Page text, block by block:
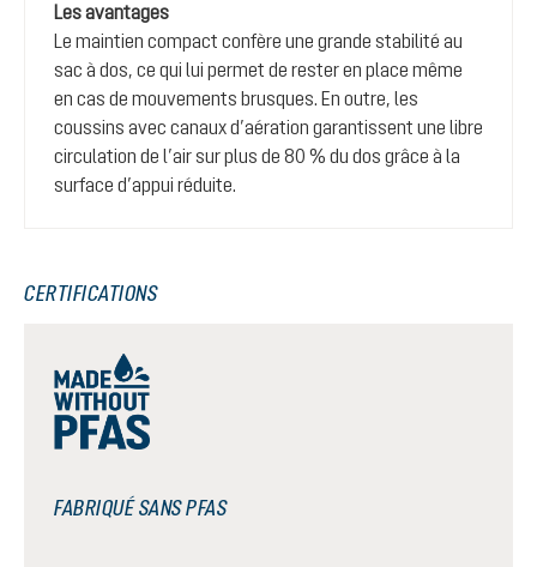
Les avantages
Le maintien compact confère une grande stabilité au
sac à dos, ce qui lui permet de rester en place même
en cas de mouvements brusques. En outre, les
coussins avec canaux d’aération garantissent une libre
circulation de l’air sur plus de 80 % du dos grâce à la
surface d’appui réduite.
CERTIFICATIONS
FABRIQUÉ SANS PFAS